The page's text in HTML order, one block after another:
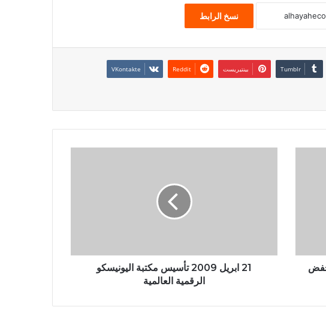
نسخ الرابط
بينتيريست
خفض
21 ابريل 2009 تأسيس مكتبة اليونيسكو
الرقمية العالمية